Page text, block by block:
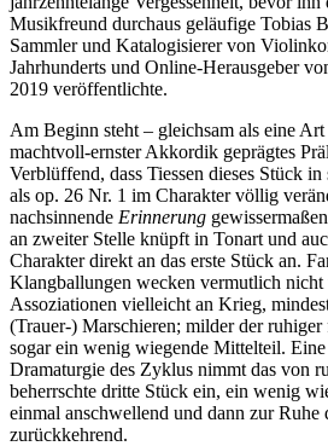
Musikfreund durchaus geläufige Tobias
Sammler und Katalogisierer von
Jahrhunderts und Online-Herausgeber
2019 veröffentlichte.
Am Beginn steht – gleichsam als eine
machtvoll-ernster Akkordik geprägtes
Verblüffend, dass Tiessen dieses Stück
als op. 26 Nr. 1 im Charakter völlig
nachsinnende Erinnerung
an zweiter Stelle knüpft in Tonart und
Charakter direkt an das erste Stück an.
Klangballungen wecken vermutlich nicht
Assoziationen vielleicht an Krieg,
(Trauer-) Marschieren; milder der ruhiger
sogar ein wenig wiegende Mittelteil.
Dramaturgie des Zyklus nimmt das von
beherrschte dritte Stück ein, ein wenig
einmal anschwellend und dann zur Ruhe
zurückkehrend.